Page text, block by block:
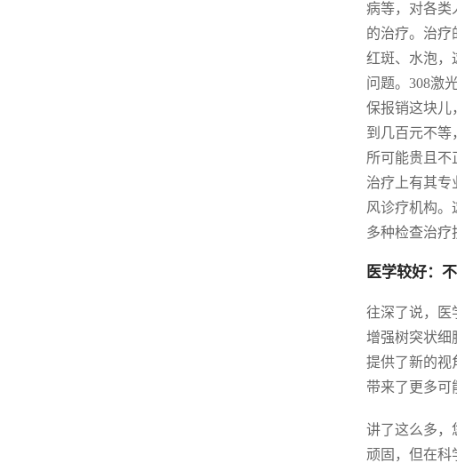
病等，对各类
的治疗。治疗
红斑、水泡，
问题。308激
保报销这块儿
到几百元不等
所可能贵且不
治疗上有其专
风诊疗机构。
多种检查治疗
医学较好：
往深了说，医
增强树突状细
提供了新的视
带来了更多可
讲了这么多，
顽固，但在科